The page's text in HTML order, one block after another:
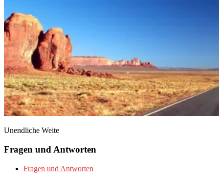
Unendliche Weite
Fragen und Antworten
Fragen und Antworten